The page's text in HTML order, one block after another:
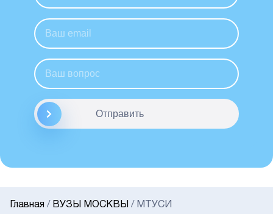
Отправить
Главная / ВУЗЫ МОСКВЫ / МТУСИ